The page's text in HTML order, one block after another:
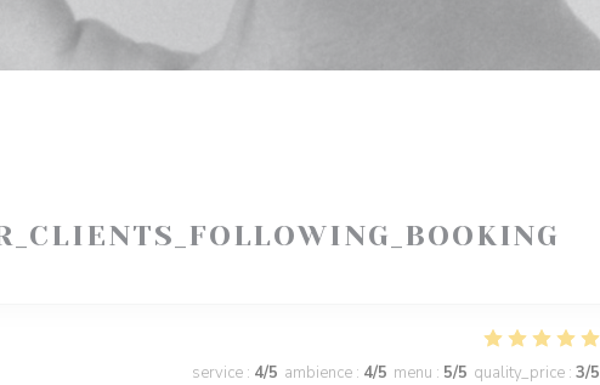
service : 4/5 ambience : 4/5 menu : 5/5 quality_price : 3/5